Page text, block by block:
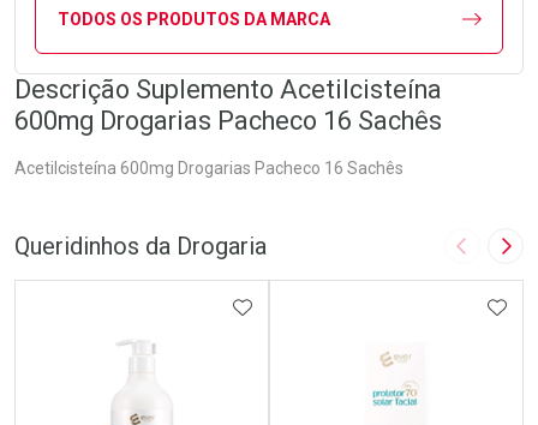
TODOS OS PRODUTOS DA MARCA
Descrição Suplemento Acetilcisteína
600mg Drogarias Pacheco 16 Sachês
Acetilcisteína 600mg Drogarias Pacheco 16 Sachês
Queridinhos da Drogaria Imagem
ADICIONAR AOS FAVORITOS